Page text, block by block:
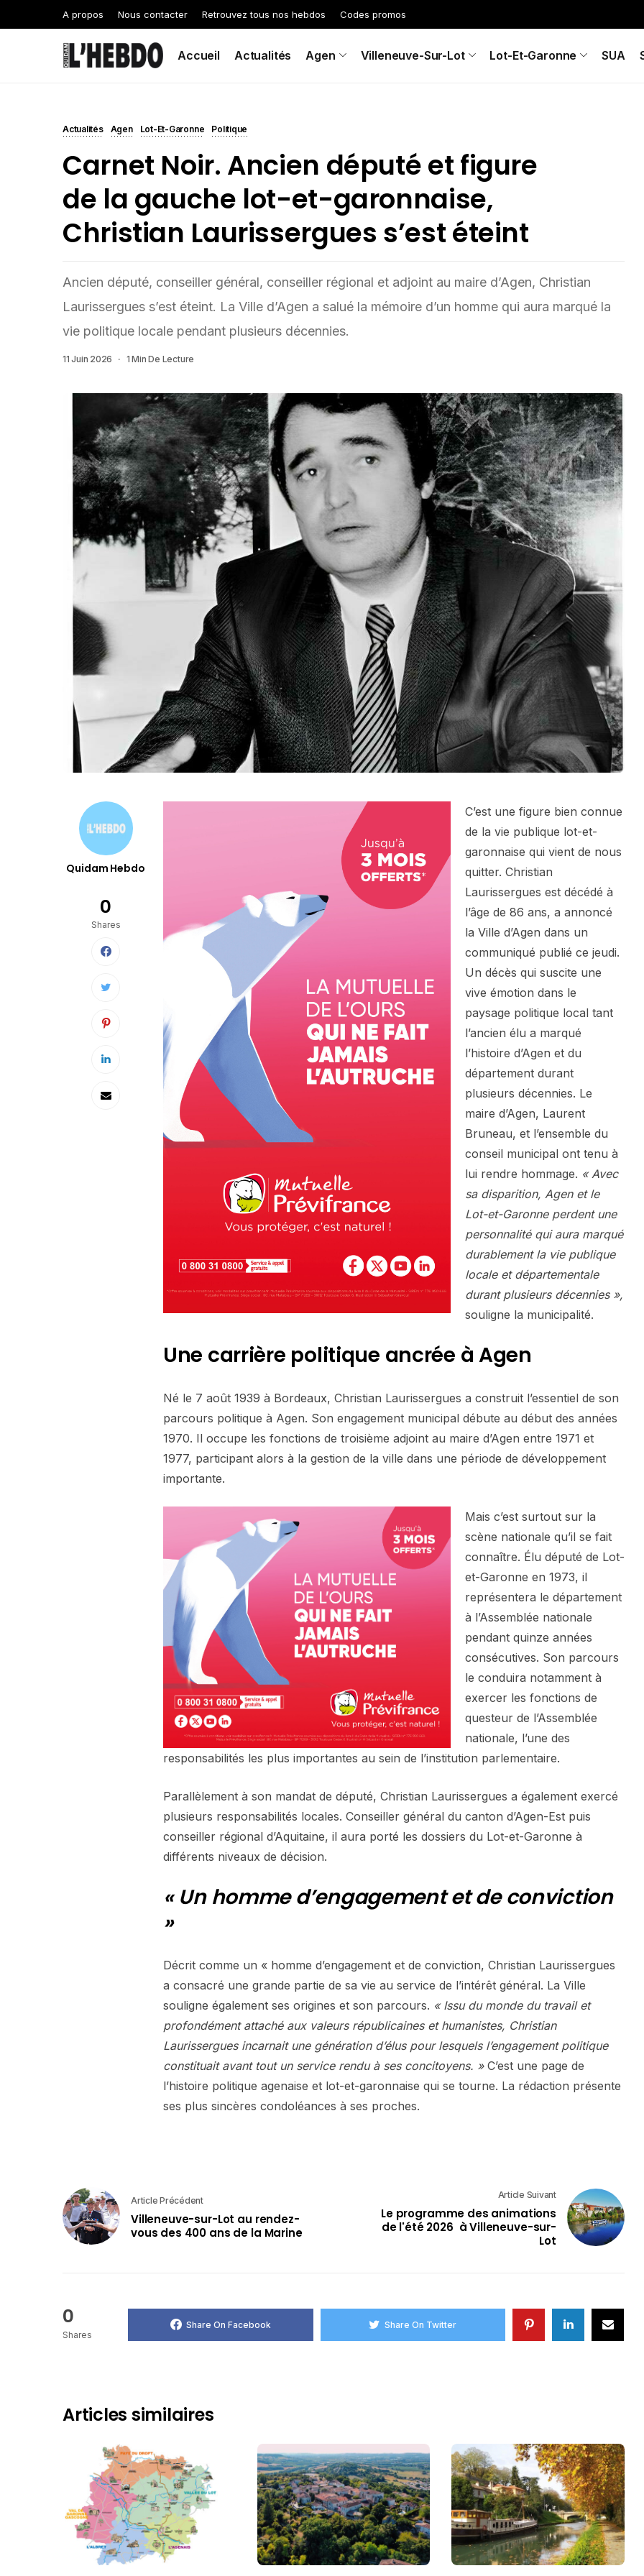
A propos Nous contacter Retrouvez tous nos hebdos Codes promos
Accueil Actualités Agen Villeneuve-Sur-Lot Lot-Et-Garonne SUA
Actualités Agen Lot-Et-Garonne Politique
Carnet Noir. Ancien député et figure
de la gauche lot-et-garonnaise,
Christian Laurissergues s’est éteint
Ancien député, conseiller général, conseiller régional et adjoint au maire d’Agen, Christian
Laurissergues s’est éteint. La Ville d’Agen a salué la mémoire d’un homme qui aura marqué la
vie politique locale pendant plusieurs décennies.
11 Juin 2026 1 Min De Lecture
Quidam Hebdo
0
Shares
C’est une figure bien connue
de la vie publique lot-et-
garonnaise qui vient de nous
quitter. Christian
Laurissergues est décédé à
l’âge de 86 ans, a annoncé
la Ville d’Agen dans un
communiqué publié ce jeudi.
Un décès qui suscite une
vive émotion dans le
paysage politique local tant
l’ancien élu a marqué
l’histoire d’Agen et du
département durant
plusieurs décennies. Le
maire d’Agen, Laurent
Bruneau, et l’ensemble du
conseil municipal ont tenu à
lui rendre hommage. « Avec
sa disparition, Agen et le
Lot-et-Garonne perdent une
personnalité qui aura marqué
durablement la vie publique
locale et départementale
durant plusieurs décennies »,
souligne la municipalité.
Une carrière politique ancrée à Agen
Né le 7 août 1939 à Bordeaux, Christian Laurissergues a construit l’essentiel de son
parcours politique à Agen. Son engagement municipal débute au début des années
1970. Il occupe les fonctions de troisième adjoint au maire d’Agen entre 1971 et
1977, participant alors à la gestion de la ville dans une période de développement
importante.
Mais c’est surtout sur la
scène nationale qu’il se fait
connaître. Élu député de Lot-
et-Garonne en 1973, il
représentera le département
à l’Assemblée nationale
pendant quinze années
consécutives. Son parcours
le conduira notamment à
exercer les fonctions de
questeur de l’Assemblée
nationale, l’une des
responsabilités les plus importantes au sein de l’institution parlementaire.
Parallèlement à son mandat de député, Christian Laurissergues a également exercé
plusieurs responsabilités locales. Conseiller général du canton d’Agen-Est puis
conseiller régional d’Aquitaine, il aura porté les dossiers du Lot-et-Garonne à
différents niveaux de décision.
« Un homme d’engagement et de conviction
»
Décrit comme un « homme d’engagement et de conviction, Christian Laurissergues
a consacré une grande partie de sa vie au service de l’intérêt général. La Ville
souligne également ses origines et son parcours. « Issu du monde du travail et
profondément attaché aux valeurs républicaines et humanistes, Christian
Laurissergues incarnait une génération d’élus pour lesquels l’engagement politique
constituait avant tout un service rendu à ses concitoyens. »C’est une page de
l’histoire politique agenaise et lot-et-garonnaise qui se tourne. La rédaction présente
ses plus sincères condoléances à ses proches.
Article Précédent
Villeneuve-sur-Lot au rendez-
vous des 400 ans de la Marine
Article Suivant
Le programme des animations
de l'été 2026 à Villeneuve-sur-
Lot
0
Shares
Share On Facebook Share On Twitter
Articles similaires